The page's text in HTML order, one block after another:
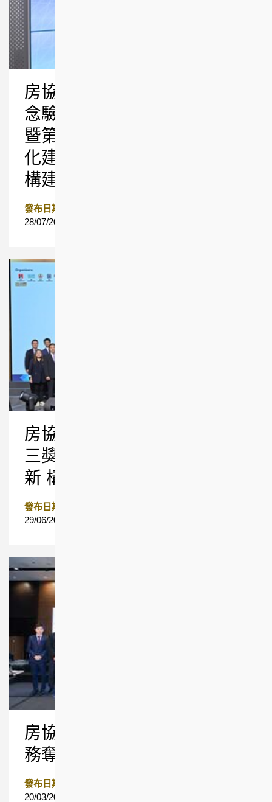
房協與數碼港「房地產科技概
念驗證計劃」 第二期成果展
暨第三期啟動禮 人工智能優
化建築及物業管理 驅動北都
構建智慧城市
發布日期
28/07/2026
房協榮獲優質建築大獎2026
三獎項 以人為本結合智慧創
新 構建可持續共融社區
發布日期
29/06/2026
房協物管以人為本 優質服
務奪多項殊榮
發布日期
20/03/2026